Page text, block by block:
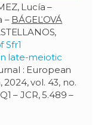
Lucía –
– BÁGEĽOVÁ
Sfr1
late-meiotic
: European
vol. 43, no.
– JCR, 5.489 –